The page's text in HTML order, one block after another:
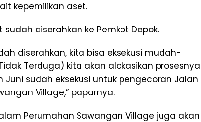
kepemilikan aset.
diserahkan ke Pemkot Depok.
diserahkan, kita bisa eksekusi mudah-
Terduga) kita akan alokasikan prosesnya
Juni sudah eksekusi untuk pengecoran Jalan
Village,” paparnya.
Perumahan Sawangan Village juga akan